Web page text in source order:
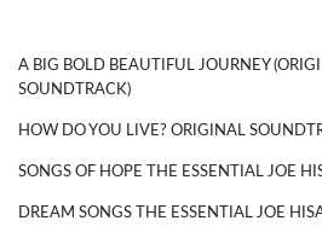
A BIG BOLD BEAUTIFUL JOURNEY
SOUNDTRACK)
HOW DO YOU LIVE? ORIGINAL
SONGS OF HOPE THE ESSENTIAL JOE
DREAM SONGS THE ESSENTIAL JOE